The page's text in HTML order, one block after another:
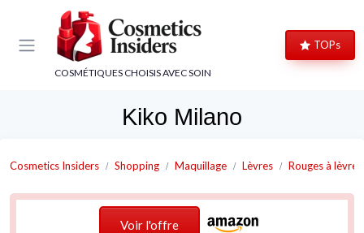
COSMÉTIQUES CHOISIS AVEC SOIN
TOPs
Kiko Milano
Cosmetics Insiders Shopping Maquillage Lèvres Rouges à lèvres
Voir l'offre
Panneau de gestion des cookies